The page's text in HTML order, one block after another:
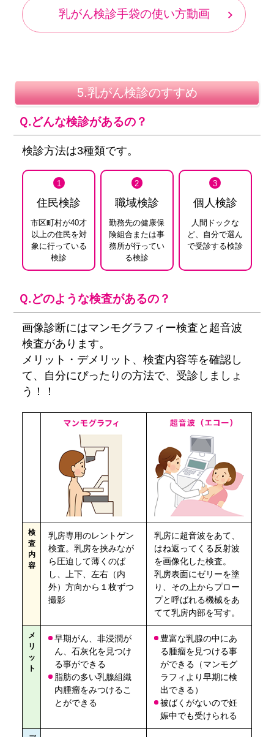
乳がん検診手袋の使い方動画
5.乳がん検診のすすめ
Ｑ.どんな検診があるの？
検診方法は3種類です。
1
住民検診
市区町村が40才
以上の住民を対
象に行っている
検診
2
職域検診
勤務先の健康保
険組合 または事
務所が行ってい
る検診
3
個人検診
人間ドックな
ど、 自分で選ん
で受診する検診
Ｑ.どのような検査があるの？
画像診断にはマンモグラフィー検査と超音波
検査があります。
メリット・デメリット、検査内容等を確認し
て、自分にぴったりの方法で、受診しましょ
う！！
検
査
内
容
乳房専用のレントゲン
検査。乳房を挟みなが
ら圧迫して薄くのば
し、上下、左右（内
外）方向から１枚ずつ
撮影
乳房に超音波をあて、
はね返ってくる反射波
を画像化した検査。
乳房表面にゼリーを塗
り、その上からプロー
プと呼ばれる機械をあ
てて乳房内部を写す。
メ
リ
ッ
ト
早期がん、非浸潤が
ん、石灰化を見つけ
る事ができる
脂肪の多い乳腺組織
内腫瘤をみつけるこ
とができる
豊富な乳腺の中にあ
る腫瘤を見つける事
ができる（マンモグ
ラフィより早期に検
出できる）
被ばくがないので妊
娠中でも受けられる